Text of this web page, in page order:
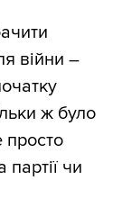
війни –
ж було
чи